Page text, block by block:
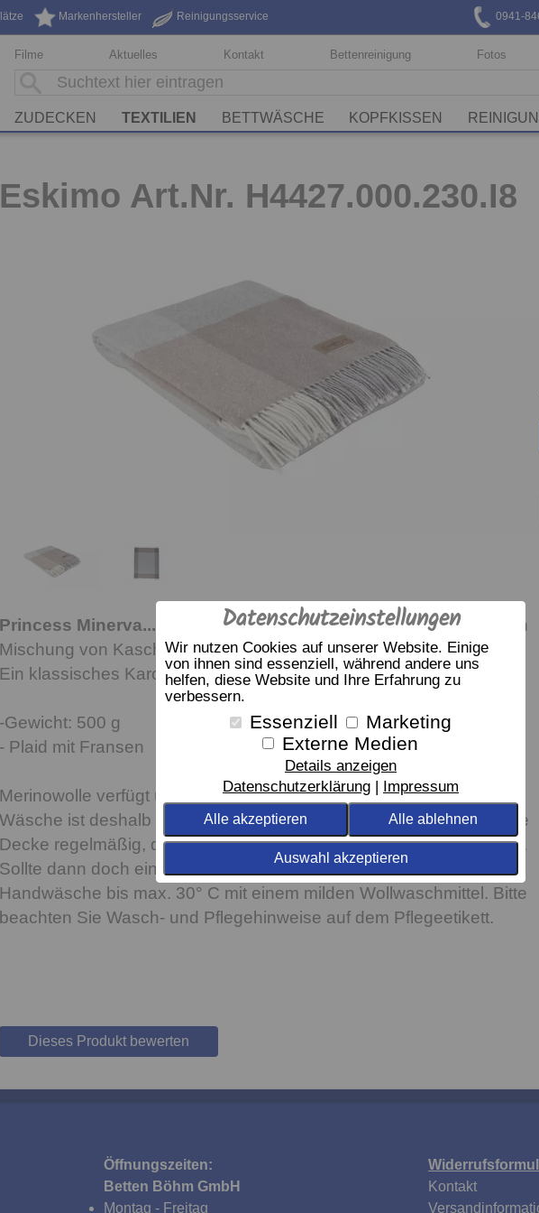
Datenschutzeinstellungen
Wir nutzen Cookies auf unserer Website. Einige
von ihnen sind essenziell, während andere uns
helfen, diese Website und Ihre Erfahrung zu
verbessern.
Essenziell
Marketing
Externe Medien
Details anzeigen
Datenschutzerklärung
Impressum
Alle akzeptieren Alle ablehnen
Auswahl akzeptieren
Markenhersteller Reinigungsservice 0941-
Filme Aktuelles Kontakt Bettenreinigung Fotos
ZUDECKEN TEXTILIEN BETTWÄSCHE KOPFKISSEN
Eskimo Art.Nr. H4427.000.230.I8
Princess Minerva... ist so kuschelig weich dank der Ausgewogenen
Mischung von Kaschmir und feinster Lambswool
Ein klassisches Karo rahmt diese wunderschöne Decke ein.
-Gewicht: 500 g
- Plaid mit Fransen
Merinowolle verfügt über eine hohe Selbstreinigungskraft, eine
Wäsche ist deshalb nur in seltenen Fällen notwendig. Lüften Sie Ihre
Decke regelmäßig, dann haben Sie schon ganz viel richtig gemacht.
Sollte dann doch einmal eine Wäsche notwendig sein, dann bitte
Handwäsche bis max. 30° C mit einem milden Wollwaschmittel. Bitte
beachten Sie Wasch- und Pflegehinweise auf dem Pflegeetikett.
Dieses Produkt bewerten
Öffnungszeiten:
Betten Böhm GmbH
Montag - Freitag
Kontakt